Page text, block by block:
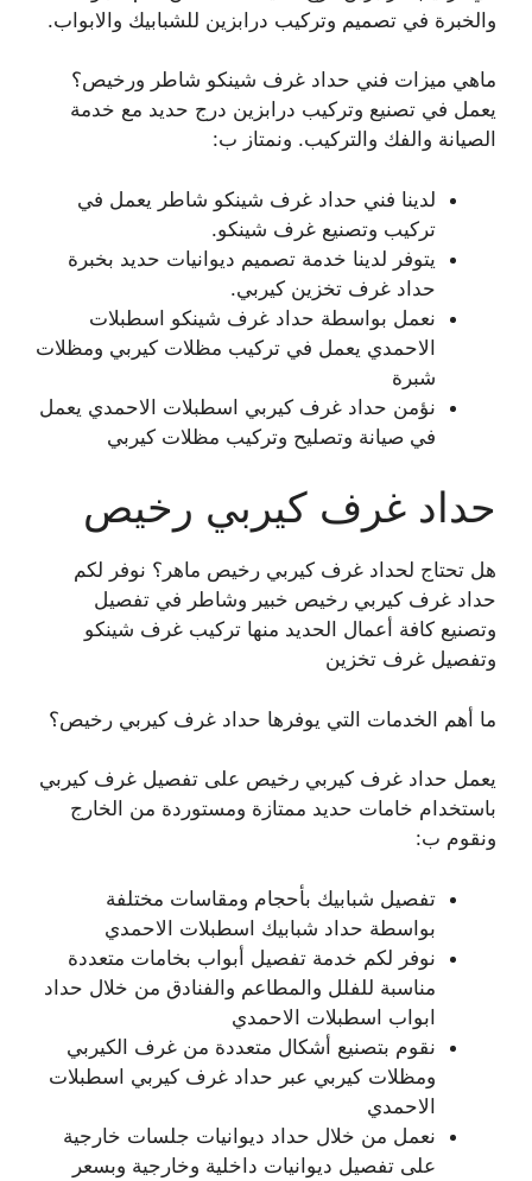
والخبرة في تصميم وتركيب درابزين للشبابيك والابواب.
ماهي ميزات فني حداد غرف شينكو شاطر ورخيص؟
يعمل في تصنيع وتركيب درابزين درج حديد مع خدمة
الصيانة والفك والتركيب. ونمتاز ب:
لدينا فني حداد غرف شينكو شاطر يعمل في
تركيب وتصنيع غرف شينكو.
يتوفر لدينا خدمة تصميم ديوانيات حديد بخبرة
حداد غرف تخزين كيربي.
نعمل بواسطة حداد غرف شينكو اسطبلات
الاحمدي يعمل في تركيب مظلات كيربي ومظلات
شبرة
نؤمن حداد غرف كيربي اسطبلات الاحمدي يعمل
في صيانة وتصليح وتركيب مظلات كيربي
حداد غرف كيربي رخيص
هل تحتاج لحداد غرف كيربي رخيص ماهر؟ نوفر لكم
حداد غرف كيربي رخيص خبير وشاطر في تفصيل
وتصنيع كافة أعمال الحديد منها تركيب غرف شينكو
وتفصيل غرف تخزين
ما أهم الخدمات التي يوفرها حداد غرف كيربي رخيص؟
يعمل حداد غرف كيربي رخيص على تفصيل غرف كيربي
باستخدام خامات حديد ممتازة ومستوردة من الخارج
ونقوم ب:
تفصيل شبابيك بأحجام ومقاسات مختلفة
بواسطة حداد شبابيك اسطبلات الاحمدي
نوفر لكم خدمة تفصيل أبواب بخامات متعددة
مناسبة للفلل والمطاعم والفنادق من خلال حداد
ابواب اسطبلات الاحمدي
نقوم بتصنيع أشكال متعددة من غرف الكيربي
ومظلات كيربي عبر حداد غرف كيربي اسطبلات
الاحمدي
نعمل من خلال حداد ديوانيات جلسات خارجية
على تفصيل ديوانيات داخلية وخارجية وبسعر